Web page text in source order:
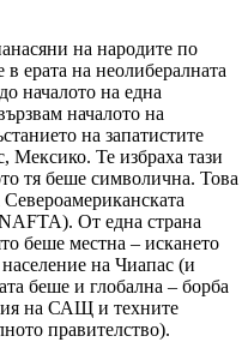
на народите по
ерата на неолибералната
началото на една
началото на
на запатистите
Мексико. Те избраха тази
тя беше символична. Това
Североамериканската
От една страна
беше местна – искането
на Чиапас (и
беше и глобална – борба
на САЩ и техните
правителство).